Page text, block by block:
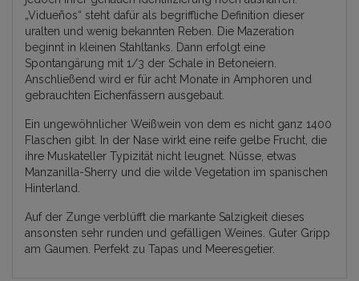
„Vidueños“ steht dafür als begriffliche Definition dieser
uralten und wenig bekannten Reben. Die Mazeration
beginnt in kleinen Stahltanks. Dann erfolgt eine
Spontangärung mit 1/3 der Schale in Betoneiern.
Anschließend wird er für acht Monate in Amphoren und
gebrauchten Eichenfässern ausgebaut.
Ein ungewöhnlicher Weißwein von dem es nicht ganz 1400
Flaschen gibt. In der Nase wirkt eine reife gelbe Frucht, die
ihre Muskateller Typizität nicht leugnet. Nüsse, etwas
Manzanilla-Sherry und die wilde Vegetation im spanischen
Hinterland.
Auf der Zunge verblüfft die markante Salzigkeit dieses
ansonsten sehr runden und gefälligen Weines. Guter Gripp
am Gaumen. Perfekt zu Tapas und Meeresgetier.